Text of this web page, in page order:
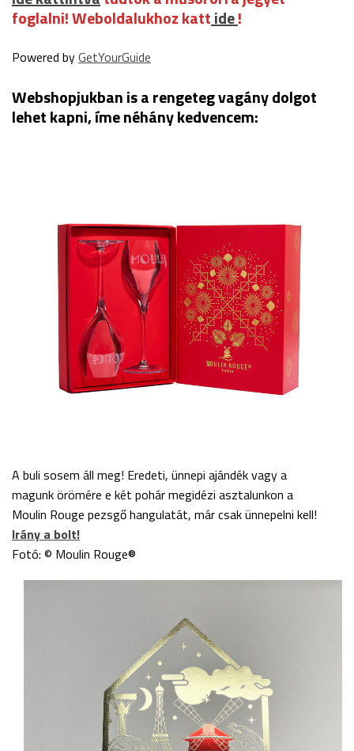
foglalni! Weboldalukhoz kattide!
Powered byGetYourGuide
Webshopjukban is a rengeteg vagány dolgot
lehet kapni, íme néhány kedvencem:
A buli sosem áll meg! Eredeti, ünnepi ajándék vagy a
magunk örömére e két pohár megidézi asztalunkon a
Moulin Rouge pezsgő hangulatát, már csak ünnepelni kell!
Irány a bolt!
Fotó: © Moulin Rouge®